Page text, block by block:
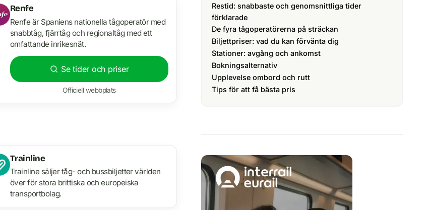
Renfe
Renfe är Spaniens nationella tågoperatör med
snabbtåg, fjärrtåg och regionaltåg med ett
omfattande inrikesnät.
Se tider och priser
Officiell webbplats
Trainline
Trainline säljer tåg- och bussbiljetter världen
över för stora brittiska och europeiska
transportbolag.
Restid: snabbaste och genomsnittliga tider
förklarade
De fyra tågoperatörerna på sträckan
Biljettpriser: vad du kan förvänta dig
Stationer: avgång och ankomst
Bokningsalternativ
Upplevelse ombord och rutt
Tips för att få bästa pris